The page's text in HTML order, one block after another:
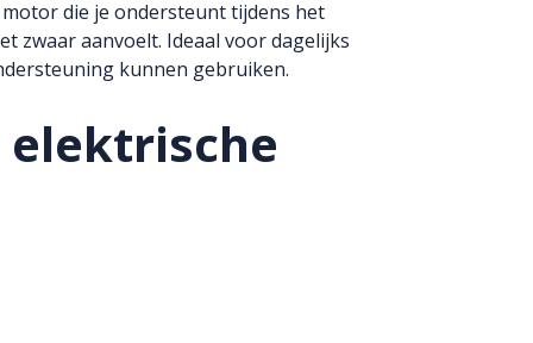
die je ondersteunt tijdens het
zwaar aanvoelt. Ideaal voor dagelijks
kunnen gebruiken.
elektrische